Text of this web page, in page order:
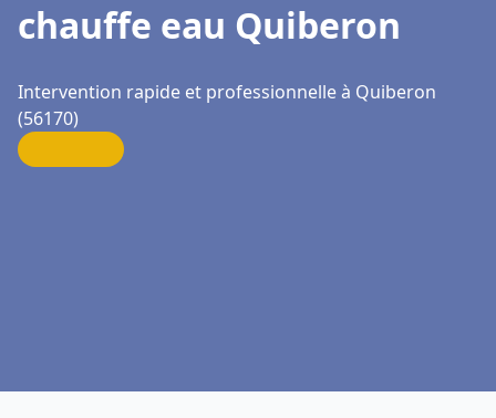
chauffe eau Quiberon
Intervention rapide et professionnelle à Quiberon
(56170)